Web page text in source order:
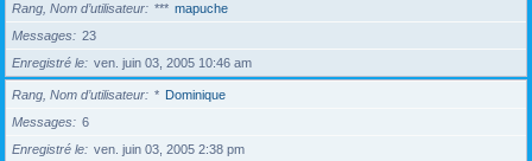
Rang, Nom d’utilisateur *** mapuche
Messages
23
Enregistré le
ven. juin 03, 2005 10:46 am
Rang, Nom d’utilisateur * Dominique
Messages
6
Enregistré le
ven. juin 03, 2005 2:38 pm